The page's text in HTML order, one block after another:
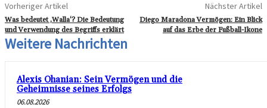
Vorheriger Artikel
Was bedeutet ‚Walla‘? Die Bedeutung
und Verwendung des Begriffs erklärt
Nächster Artikel
Diego Maradona Vermögen: Ein Blick
auf das Erbe der Fußball-Ikone
Weitere Nachrichten
Alexis Ohanian: Sein Vermögen und die
Geheimnisse seines Erfolgs
06.08.2026